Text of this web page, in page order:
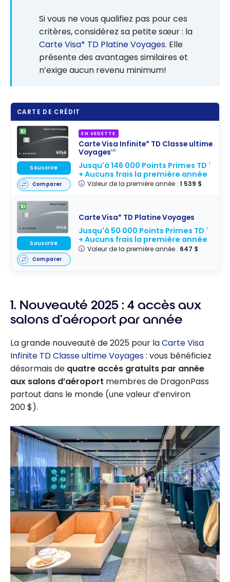
Si vous ne vous qualifiez pas pour ces
critères, considérez sa petite sœur : la
Carte Visa* TD Platine Voyages. Elle
présente des avantages similaires et
n’exige aucun revenu minimum!
CARTE DE CRÉDIT
EN VEDETTE
Carte Visa Infinite* TD Classe ultime
VoyagesMD
Jusqu'à 146 000 Points Primes TD†
+ Aucuns frais la première année
Valeur de la première année : 1 539 $
Souscrire
Comparer
Carte Visa* TD Platine Voyages
Jusqu'à 50 000 Points Primes TD†
+ Aucuns frais la première année
Valeur de la première année : 647 $
Souscrire
Comparer
1. Nouveauté 2025 : 4 accès aux
salons d’aéroport par année
La grande nouveauté de 2025 pour laCarte Visa
Infinite TD Classe ultime Voyages: vous bénéficiez
désormais de quatre accès gratuits par année
aux salons d’aéroport membres de DragonPass
partout dans le monde (une valeur d’environ
200 $).